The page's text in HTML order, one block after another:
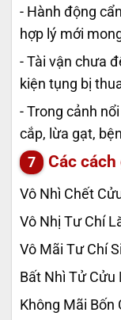
- Hành động
hợp lý mới
- Tài vận chưa
kiện tụng bị
- Trong cảnh
cắp, lừa gạt,
Các
Vô Nhì Chết
Vô Nhị Tư Chí
Vô Mãi Tư Chí
Bất Nhì Tử Cửu
Không Mãi Bốn